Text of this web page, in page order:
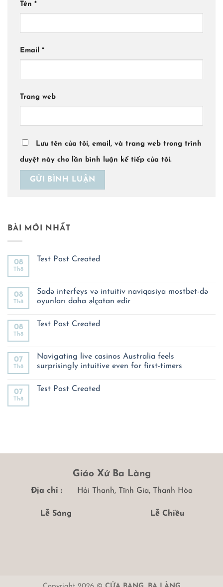
Tên *
Email *
Trang web
Lưu tên của tôi, email, và trang web trong trình
duyệt này cho lần bình luận kế tiếp của tôi.
BÀI MỚI NHẤT
08
Th8
Test Post Created
luận
ở
Test
08
Th8
Sadə interfeys və intuitiv naviqasiya mostbet-də
oyunları daha əlçatan edir
bình
və
naviqasiya
oyunları
08
Th8
Test Post Created
luận
ở
Test
07
Th8
Navigating live casinos Australia feels
surprisingly intuitive even for first-timers
bình
even
07
Th8
Test Post Created
Giáo Xứ Ba Làng
Địa chỉ : Hải Thanh, Tĩnh Gia, Thanh Hóa
Lễ Sáng Lễ Chiều